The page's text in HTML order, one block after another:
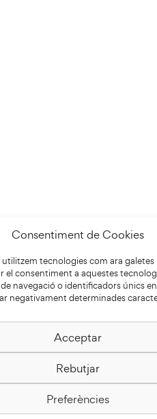
Consentiment de Cookies
utilitzem tecnologies com ara
el consentiment a aquestes
navegació o identificadors únics
negativament determinades
Acceptar
Rebutjar
Preferències